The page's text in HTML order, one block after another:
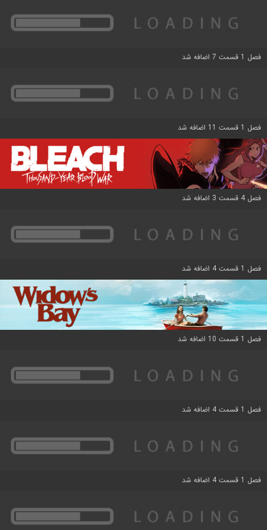
فصل 1 قسمت 7 اضافه شد
فصل 1 قسمت 11 اضافه شد
فصل 4 قسمت 3 اضافه شد
فصل 1 قسمت 4 اضافه شد
فصل 1 قسمت 10 اضافه شد
فصل 1 قسمت 4 اضافه شد
فصل 1 قسمت 4 اضافه شد